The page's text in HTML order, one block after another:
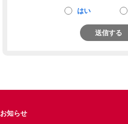
はい
送信する
お知らせ